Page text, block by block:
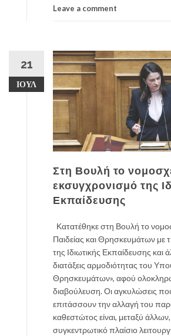
Leave a comment
21
ΙΟΎΛ
Στη Βουλή το
εκσυγχρονισμό της
Εκπαίδευσης
Κατατέθηκε στη Βουλή το
Παιδείας και Θρησκευμάτων με
της Ιδιωτικής Εκπαίδευσης και
διατάξεις αρμοδιότητας του
Θρησκευμάτων», αφού
διαβούλευση. Οι αγκυλώσεις
επιτάσσουν την αλλαγή του
καθεστώτος είναι, μεταξύ
συγκεντρωτικό πλαίσιο